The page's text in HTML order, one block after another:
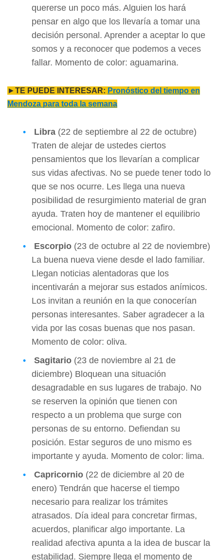
quererse un poco más. Alguien los hará
pensar en algo que los llevaría a tomar una
decisión personal. Aprender a aceptar lo que
somos y a reconocer que podemos a veces
fallar. Momento de color: aguamarina.
►TE PUEDE INTERESAR: Pronóstico del tiempo en
Mendoza para toda la semana
Libra (22 de septiembre al 22 de octubre)
Traten de alejar de ustedes ciertos
pensamientos que los llevarían a complicar
sus vidas afectivas. No se puede tener todo lo
que se nos ocurre. Les llega una nueva
posibilidad de resurgimiento material de gran
ayuda. Traten hoy de mantener el equilibrio
emocional. Momento de color: zafiro.
Escorpio (23 de octubre al 22 de noviembre)
La buena nueva viene desde el lado familiar.
Llegan noticias alentadoras que los
incentivarán a mejorar sus estados anímicos.
Los invitan a reunión en la que conocerían
personas interesantes. Saber agradecer a la
vida por las cosas buenas que nos pasan.
Momento de color: oliva.
Sagitario (23 de noviembre al 21 de
diciembre) Bloquean una situación
desagradable en sus lugares de trabajo. No
se reserven la opinión que tienen con
respecto a un problema que surge con
personas de su entorno. Defiendan su
posición. Estar seguros de uno mismo es
importante y ayuda. Momento de color: lima.
Capricornio (22 de diciembre al 20 de
enero) Tendrán que hacerse el tiempo
necesario para realizar los trámites
atrasados. Día ideal para concretar firmas,
acuerdos, planificar algo importante. La
realidad afectiva apunta a la idea de buscar la
estabilidad. Siempre llega el momento de